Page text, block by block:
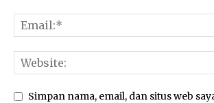
Simpan nama, email, dan situs web